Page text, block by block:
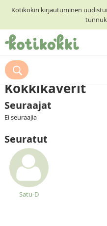
Kotikokin kirjautuminen
ETUSIVU
RESEPTIHAKU
RUOKATEEMAT
KESKUSTELUT
KOTIKOKIT
Kokkikaverit
Seuraajat
Ei seuraajia
Seuratut
Satu-D